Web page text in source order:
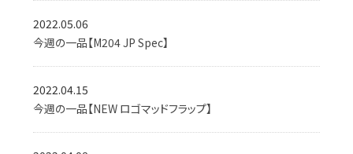
2022.05.06
今週の一品【M204 JP Spec】
2022.04.15
今週の一品【NEW ロゴマッドフラップ】